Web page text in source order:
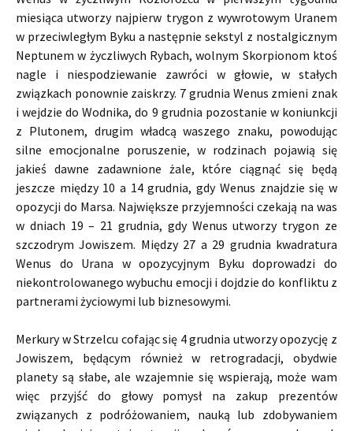
miesiąca utworzy najpierw trygon z wywrotowym Uranem
w przeciwległym Byku a następnie sekstyl z nostalgicznym
Neptunem w życzliwych Rybach, wolnym Skorpionom ktoś
nagle i niespodziewanie zawróci w głowie, w stałych
związkach ponownie zaiskrzy. 7 grudnia Wenus zmieni znak
i wejdzie do Wodnika, do 9 grudnia pozostanie w koniunkcji
z Plutonem, drugim władcą waszego znaku, powodując
silne emocjonalne poruszenie, w rodzinach pojawią się
jakieś dawne zadawnione żale, które ciągnąć się będą
jeszcze między 10 a 14 grudnia, gdy Wenus znajdzie się w
opozycji do Marsa. Największe przyjemności czekają na was
w dniach 19 – 21 grudnia, gdy Wenus utworzy trygon ze
szczodrym Jowiszem. Między 27 a 29 grudnia kwadratura
Wenus do Urana w opozycyjnym Byku doprowadzi do
niekontrolowanego wybuchu emocji i dojdzie do konfliktu z
partnerami życiowymi lub biznesowymi.
Merkury w Strzelcu cofając się 4 grudnia utworzy opozycję z
Jowiszem, będącym również w retrogradacji, obydwie
planety są słabe, ale wzajemnie się wspierają, może wam
więc przyjść do głowy pomysł na zakup prezentów
związanych z podróżowaniem, nauką lub zdobywaniem